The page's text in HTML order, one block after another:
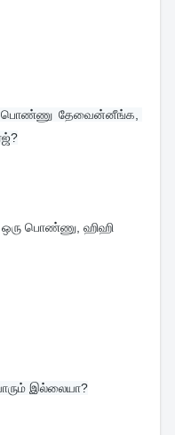
பொண்ணு தேவைன்னீங்க,
பொண்ணு, ஹிஹி
இல்லையா?